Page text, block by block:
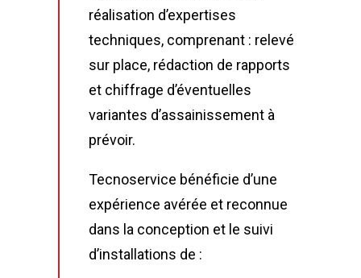
réalisation d’expertises
techniques, comprenant : relevé
sur place, rédaction de rapports
et chiffrage d’éventuelles
variantes d’assainissement à
prévoir.
Tecnoservice bénéficie d’une
expérience avérée et reconnue
dans la conception et le suivi
d’installations de :